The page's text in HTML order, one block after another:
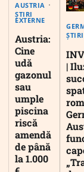
AUSTRIA
ȘTIRI
EXTERNE
Austria:
Cine
udă
gazonul
sau
umple
piscina
riscă
amendă
de până
la 1.000
|